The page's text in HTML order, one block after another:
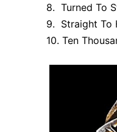
8. Turned To
9. Straight To
10. Ten